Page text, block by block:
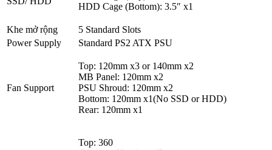
HDD Cage (Bottom): 3.5″ x1
Khe mở rộng
5 Standard Slots
Power Supply
Standard PS2 ATX PSU
Fan Support
Top: 120mm x3 or 140mm x2
MB Panel: 120mm x2
PSU Shroud: 120mm x2
Bottom: 120mm x1(No SSD or HDD)
Rear: 120mm x1
Top: 360